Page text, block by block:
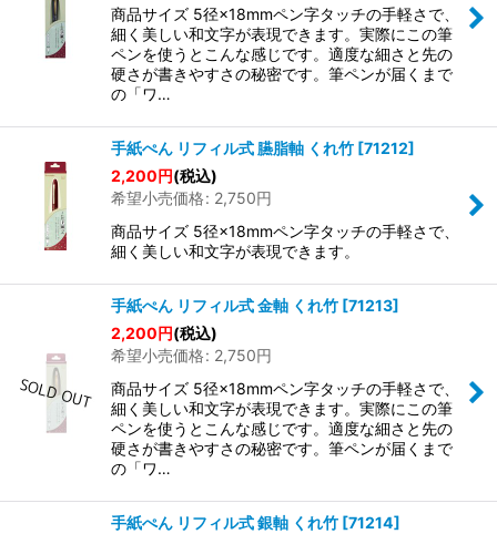
商品サイズ 5径×18mmペン字タッチの手軽さで、
細く美しい和文字が表現できます。実際にこの筆
ペンを使うとこんな感じです。適度な細さと先の
硬さが書きやすさの秘密です。筆ペンが届くまで
の「ワ…
手紙ぺん リフィル式 臙脂軸 くれ竹 [71212]
2,200円(税込)
希望小売価格: 2,750円
商品サイズ 5径×18mmペン字タッチの手軽さで、
細く美しい和文字が表現できます。
手紙ぺん リフィル式 金軸 くれ竹 [71213]
2,200円(税込)
希望小売価格: 2,750円
商品サイズ 5径×18mmペン字タッチの手軽さで、
細く美しい和文字が表現できます。実際にこの筆
ペンを使うとこんな感じです。適度な細さと先の
硬さが書きやすさの秘密です。筆ペンが届くまで
の「ワ…
手紙ぺん リフィル式 銀軸 くれ竹 [71214]